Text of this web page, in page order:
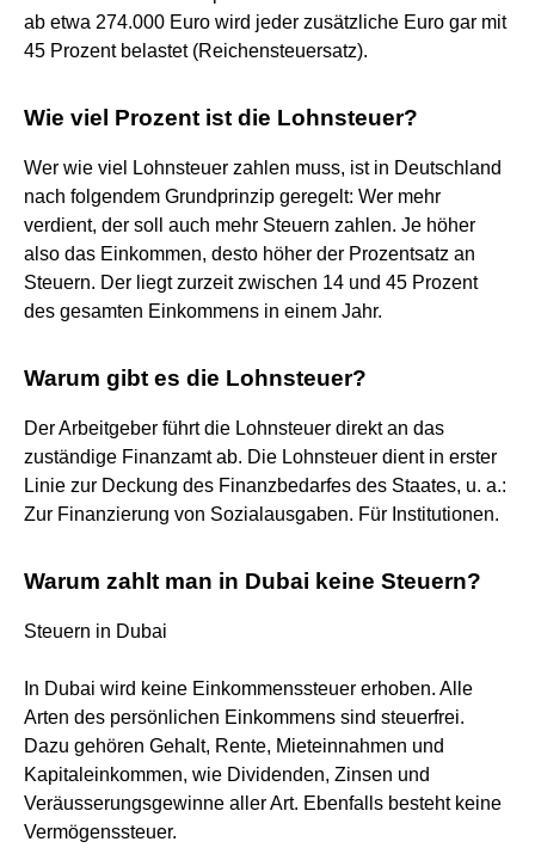
ab etwa 274.000 Euro wird jeder zusätzliche Euro gar mit
45 Prozent belastet (Reichensteuersatz).
Wie viel Prozent ist die Lohnsteuer?
Wer wie viel Lohnsteuer zahlen muss, ist in Deutschland
nach folgendem Grundprinzip geregelt: Wer mehr
verdient, der soll auch mehr Steuern zahlen. Je höher
also das Einkommen, desto höher der Prozentsatz an
Steuern. Der liegt zurzeit zwischen 14 und 45 Prozent
des gesamten Einkommens in einem Jahr.
Warum gibt es die Lohnsteuer?
Der Arbeitgeber führt die Lohnsteuer direkt an das
zuständige Finanzamt ab. Die Lohnsteuer dient in erster
Linie zur Deckung des Finanzbedarfes des Staates, u. a.:
Zur Finanzierung von Sozialausgaben. Für Institutionen.
Warum zahlt man in Dubai keine Steuern?
Steuern in Dubai
In Dubai wird keine Einkommenssteuer erhoben. Alle
Arten des persönlichen Einkommens sind steuerfrei.
Dazu gehören Gehalt, Rente, Mieteinnahmen und
Kapitaleinkommen, wie Dividenden, Zinsen und
Veräusserungsgewinne aller Art. Ebenfalls besteht keine
Vermögenssteuer.